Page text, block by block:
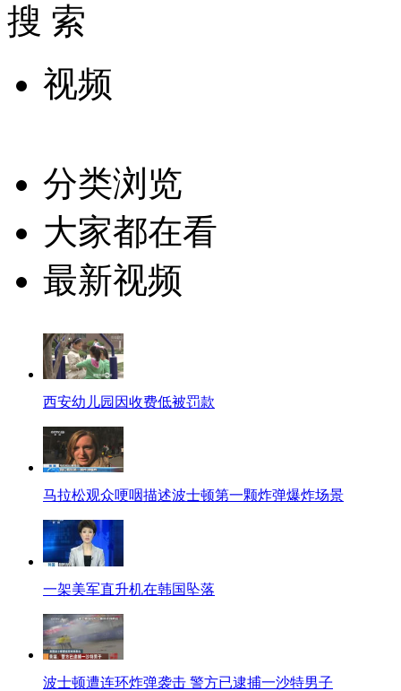
搜 索
视频
分类浏览
大家都在看
最新视频
西安幼儿园因收费低被罚款
马拉松观众哽咽描述波士顿第一颗炸弹爆炸场景
一架美军直升机在韩国坠落
波士顿遭连环炸弹袭击 警方已逮捕一沙特男子